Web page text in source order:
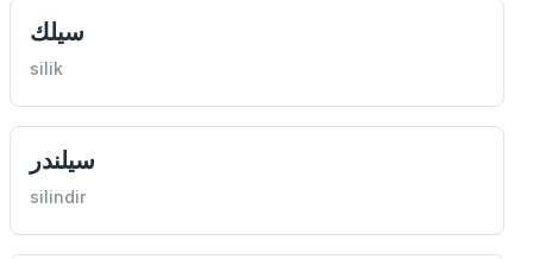
سيلك
silik
سيلندر
silindir